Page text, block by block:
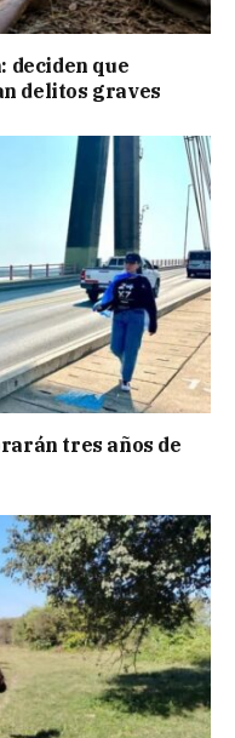
deciden que
delitos graves
tres años de